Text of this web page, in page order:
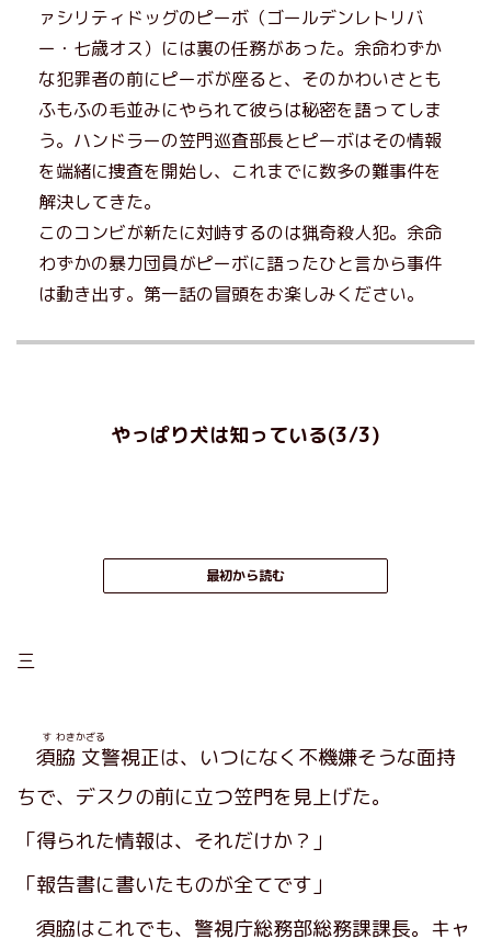
ァシリティドッグのピーボ（ゴールデンレトリバ
ー・七歳オス）には裏の任務があった。余命わずか
な犯罪者の前にピーボが座ると、そのかわいさとも
ふもふの毛並みにやられて彼らは秘密を語ってしま
う。ハンドラーの笠門巡査部長とピーボはその情報
を端緒に捜査を開始し、これまでに数多の難事件を
解決してきた。
このコンビが新たに対峙するのは猟奇殺人犯。余命
わずかの暴力団員がピーボに語ったひと言から事件
は動き出す。第一話の冒頭をお楽しみください。
やっぱり犬は知っている(3/3)
最初から読む
三
須
す
脇
わき
文
かざる
警視正は、いつになく不機嫌そうな面持
ちで、デスクの前に立つ笠門を見上げた。
「得られた情報は、それだけか？」
「報告書に書いたものが全てです」
須脇はこれでも、警視庁総務部総務課課長。キャ